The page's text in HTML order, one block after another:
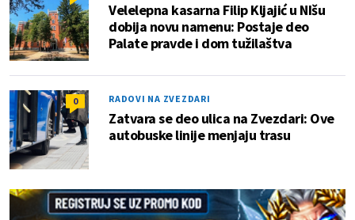
Velelepna kasarna Filip Kljajić u NIšu
dobija novu namenu: Postaje deo
Palate pravde i dom tužilaštva
0 RADOVI NA ZVEZDARI
Zatvara se deo ulica na Zvezdari: Ove
autobuske linije menjaju trasu